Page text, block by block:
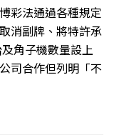
彩法通過各種規定
消副牌、將特許承
角子機數量設上
司合作但列明「不